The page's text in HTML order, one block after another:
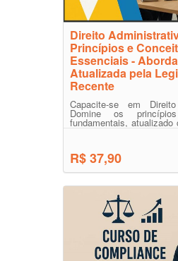
Direito
Princípios e
Essenciais -
Atualizada pela
Recente
Capacite-se em
Domine os
fundamentais, atualizado
mais recente. Prepare-s...
R$ 37,90